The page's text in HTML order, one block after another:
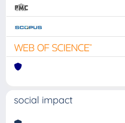
social impact